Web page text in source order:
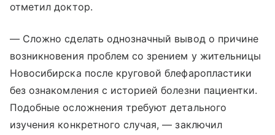
отметил доктор.
— Сложно сделать однозначный вывод о причине
возникновения проблем со зрением у жительницы
Новосибирска после круговой блефаропластики
без ознакомления с историей болезни пациентки.
Подобные осложнения требуют детального
изучения конкретного случая, — заключил